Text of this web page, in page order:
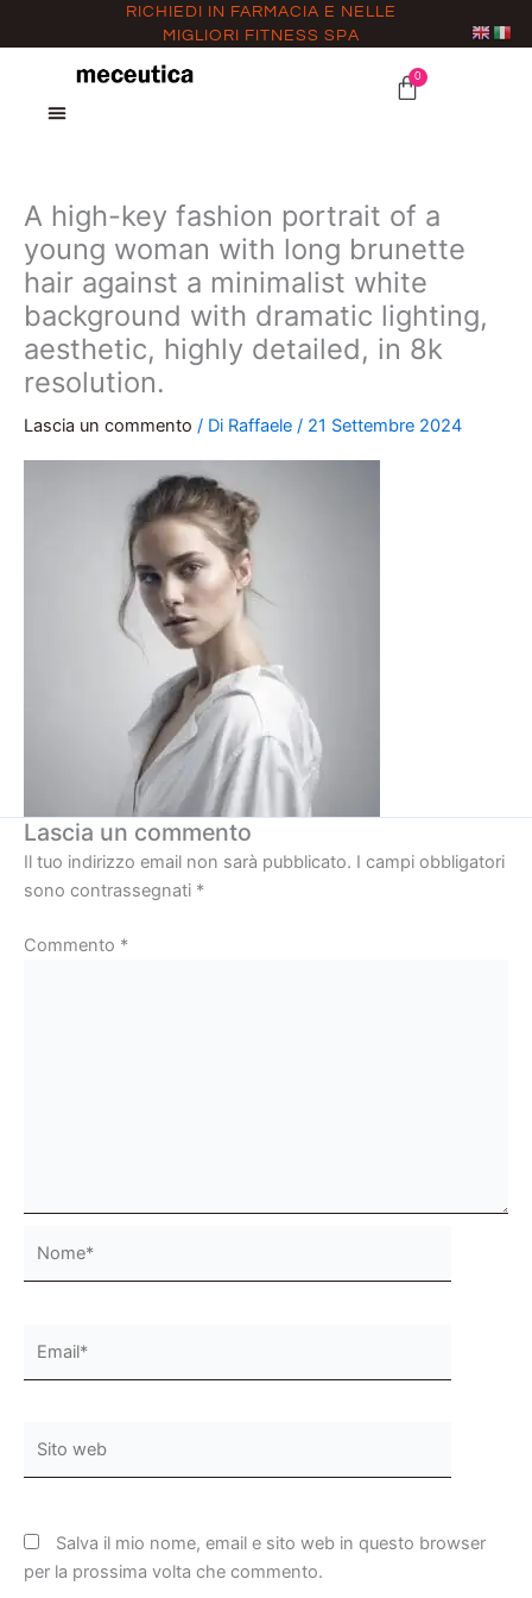
contenuto
RICHIEDI IN FARMACIA E NELLE
MIGLIORI FITNESS SPA
0
CARRELLO
A high-key fashion portrait of a
young woman with long brunette
hair against a minimalist white
background with dramatic lighting,
aesthetic, highly detailed, in 8k
resolution.
Lascia un commento / Di Raffaele / 21 Settembre 2024
Lascia un commento
Il tuo indirizzo email non sarà pubblicato. I campi obbligatori
sono contrassegnati *
Commento *
Salva il mio nome, email e sito web in questo browser
per la prossima volta che commento.